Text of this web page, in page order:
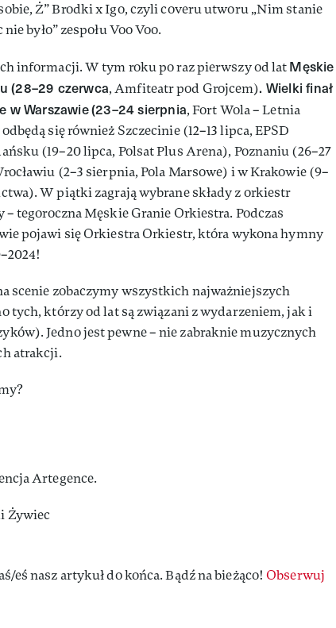
Ż” Brodki x Igo, czyli coveru utworu „Nim stanie
było” zespołu Voo Voo.
informacji. W tym roku po raz pierwszy od latMęskie
(28–29 czerwca, Amfiteatr pod Grojcem). Wielki finał
w Warszawie(23–24 sierpnia, Fort Wola – Letnia
się również Szczecinie (12–13 lipca, EPSD
(19–20 lipca, Polsat Plus Arena), Poznaniu (26–27
(2–3 sierpnia, Pola Marsowe) i w Krakowie (9–
W piątki zagrają wybrane składy z orkiestr
tegoroczna Męskie Granie Orkiestra. Podczas
pojawi się Orkiestra Orkiestr, która wykona hymny
scenie zobaczymy wszystkich najważniejszych
tych, którzy od lat są związani z wydarzeniem, jak i
Jedno jest pewne – nie zabraknie muzycznych
atrakcji.
Artegence.
Żywiec
eś nasz artykuł do końca. Bądź na bieżąco!Obserwuj